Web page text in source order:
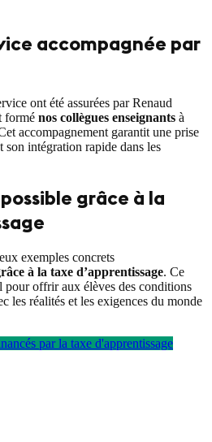
accompagnée par
ont été assurées par Renaud
formé nos collègues enseignants à
accompagnement garantit une prise
son intégration rapide dans les
grâce à la
exemples concrets
à la taxe d’apprentissage. Ce
pour offrir aux élèves des conditions
les réalités et les exigences du monde
par la taxe d'apprentissage